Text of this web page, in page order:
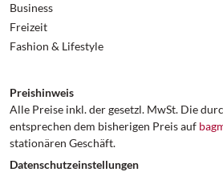
Business
Freizeit
Fashion & Lifestyle
Preishinweis
Alle Preise inkl. der gesetzl. MwSt. Die
entsprechen dem bisherigen Preis auf
stationären Geschäft.
Datenschutzeinstellungen